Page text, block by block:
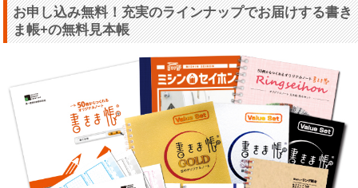
お申し込み無料！充実のラインナップでお届けする書き
ま帳+の無料見本帳